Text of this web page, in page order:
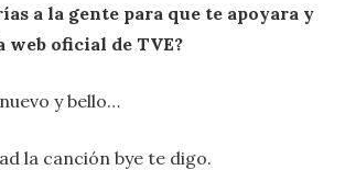
a la gente para que te apoyara y
web oficial de TVE?
y bello…
la canción bye te digo.